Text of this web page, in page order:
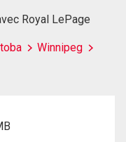
Royal LePage
Winnipeg